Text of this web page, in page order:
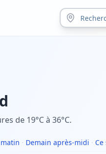
de 19°C à 36°C.
· Demain après-midi ·